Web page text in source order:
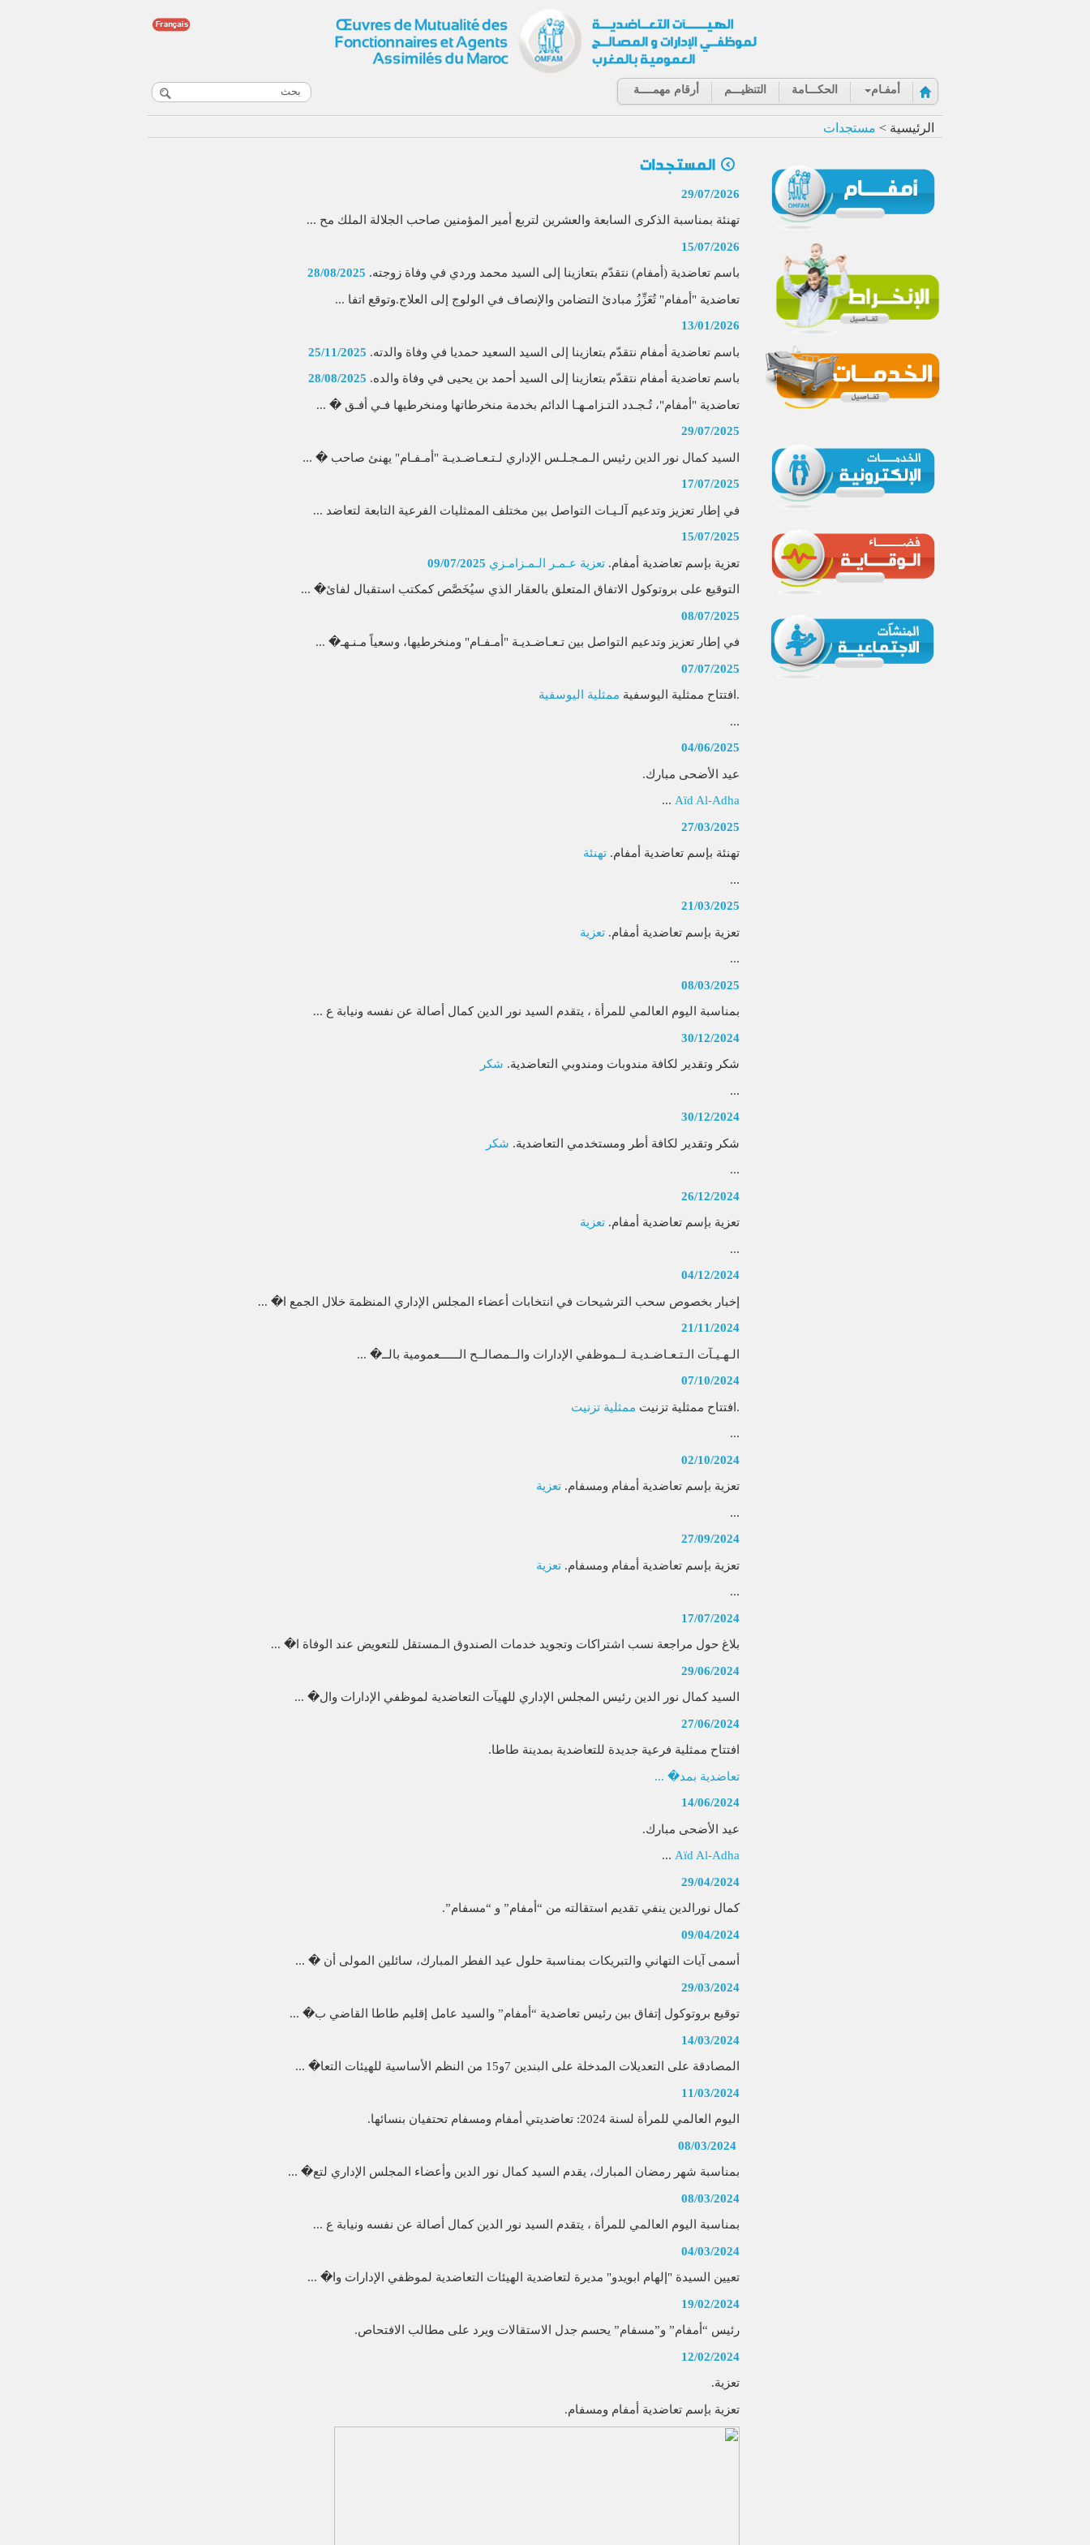
أمفـام الحكـــامة التنظيـــم أرقام مهمــــة
الرئيسية > مستجدات
29/07/2026
تهنئة بمناسبة الذكرى السابعة والعشرين لتربع أمير المؤمنين صاحب الجلالة الملك مح ...
15/07/2026
باسم تعاضدية (أمفام) نتقدّم بتعازينا إلى السيد محمد وردي في وفاة زوجته. 28/08/2025
تعاضدية "أمفام" تُعَزِّزُ مبادئ التضامن والإنصاف في الولوج إلى العلاج.وتوقع اتفا ...
13/01/2026
باسم تعاضدية أمفام نتقدّم بتعازينا إلى السيد السعيد حمديا في وفاة والدته. 25/11/2025
باسم تعاضدية أمفام نتقدّم بتعازينا إلى السيد أحمد بن يحيى في وفاة والده. 28/08/2025
تعاضدية "أمفام"، تُـجـدد التـزامـهـا الدائم بخدمة منخرطاتها ومنخرطيها فـي أفـق � ...
29/07/2025
السيد كمال نور الدين رئيس الـمـجـلـس الإداري لـتـعـاضـديـة "أمـفـام" يهنئ صاحب � ...
17/07/2025
في إطار تعزيز وتدعيم آلـيـات التواصل بين مختلف الممثليات الفرعية التابعة لتعاضد ...
15/07/2025
تعزية بإسم تعاضدية أمفام. تعزية عـمـر الـمـزامـزي 09/07/2025
التوقيع على بروتوكول الاتفاق المتعلق بالعقار الذي سيُخَصَّص كمكتب استقبال لفائ� ...
08/07/2025
في إطار تعزيز وتدعيم التواصل بين تـعـاضـديـة "أمـفـام" ومنخرطيها، وسعياً مـنـهـ� ...
07/07/2025
.افتتاح ممثلية اليوسفية ممثلية اليوسفية
...
04/06/2025
عيد الأضحى مبارك.
Aïd Al-Adha
...
27/03/2025
تهنئة بإسم تعاضدية أمفام. تهنئة
...
21/03/2025
تعزية بإسم تعاضدية أمفام. تعزية
...
08/03/2025
بمناسبة اليوم العالمي للمرأة ، يتقدم السيد نور الدين كمال أصالة عن نفسه ونيابة ع ...
30/12/2024
شكر وتقدير لكافة مندوبات ومندوبي التعاضدية. شكر
...
30/12/2024
شكر وتقدير لكافة أطر ومستخدمي التعاضدية. شكر
...
26/12/2024
تعزية بإسم تعاضدية أمفام. تعزية
...
04/12/2024
إخبار بخصوص سحب الترشيحات في انتخابات أعضاء المجلس الإداري المنظمة خلال الجمع ا� ...
21/11/2024
الـهـيـآت الـتـعـاضـديـة لــموظفي الإدارات والــمصالــح الــــــعمومية بالــ� ...
07/10/2024
.افتتاح ممثلية تزنيت ممثلية تزنيت
...
02/10/2024
تعزية بإسم تعاضدية أمفام ومسفام. تعزية
...
27/09/2024
تعزية بإسم تعاضدية أمفام ومسفام. تعزية
...
17/07/2024
بلاغ حول مراجعة نسب اشتراكات وتجويد خدمات الصندوق الـمستقل للتعويض عند الوفاة ا� ...
29/06/2024
السيد كمال نور الدين رئيس المجلس الإداري للهيآت التعاضدية لموظفي الإدارات وال� ...
27/06/2024
افتتاح ممثلية فرعية جديدة للتعاضدية بمدينة طاطا.
تعاضدية بمد� ...
14/06/2024
عيد الأضحى مبارك.
Aïd Al-Adha
...
29/04/2024
كمال نورالدين ينفي تقديم استقالته من “أمفام” و “مسفام”.
09/04/2024
أسمى آيات التهاني والتبريكات بمناسبة حلول عيد الفطر المبارك، سائلين المولى أن � ...
29/03/2024
توقيع بروتوكول إتفاق بين رئيس تعاضدية “أمفام” والسيد عامل إقليم طاطا القاضي ب� ...
14/03/2024
المصادقة على التعديلات المدخلة على البندين 7و15 من النظم الأساسية للهيئات التعا� ...
11/03/2024
اليوم العالمي للمرأة لسنة 2024: تعاضديتي أمفام ومسفام تحتفيان بنسائها.
08/03/2024
بمناسبة شهر رمضان المبارك، يقدم السيد كمال نور الدين وأعضاء المجلس الإداري لتع� ...
08/03/2024
بمناسبة اليوم العالمي للمرأة ، يتقدم السيد نور الدين كمال أصالة عن نفسه ونيابة ع ...
04/03/2024
تعيين السيدة "إلهام ابويدو" مديرة لتعاضدية الهيئات التعاضدية لموظفي الإدارات وا� ...
19/02/2024
رئيس “أمفام” و”مسفام” يحسم جدل الاستقالات ويرد على مطالب الافتحاص.
12/02/2024
تعزية.
تعزية بإسم تعاضدية أمفام ومسفام.